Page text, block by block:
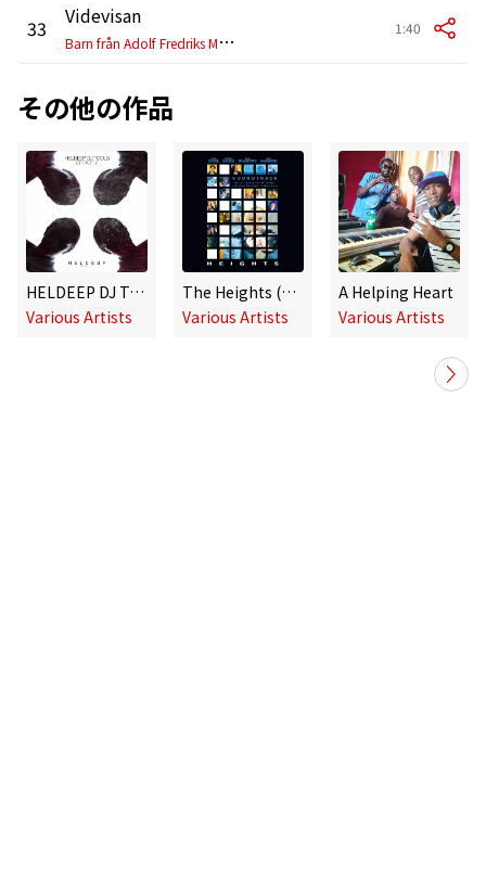
33
Videvisan
B
arn från Adolf Fredriks Musikskola
1:40
その他の作品
HELDEEP DJ Tools, Pt. 7 - EP
Various Artists
The Heights (Original Soundtrack)
Various Artists
A Helping Heart
Various Artists